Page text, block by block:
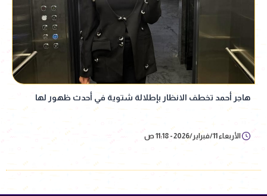
هاجر أحمد تخطف الانظار بإطلالة شتوية في أحدث ظهور لها
الأربعاء 11/فبراير/2026 - 11:18 ص